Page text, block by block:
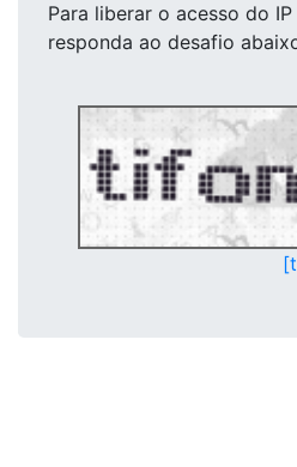
Para liberar o acesso do IP
responda ao desafio